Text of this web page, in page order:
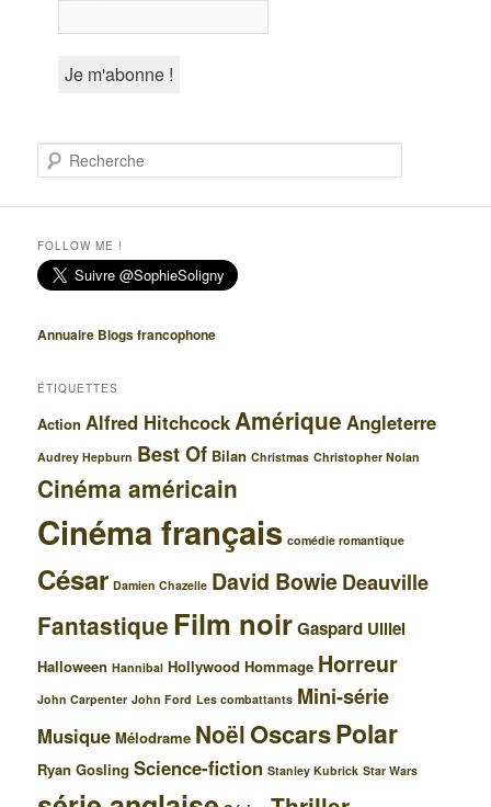
e
c
FOLLOW ME !
Annuaire Blogs francophone
ÉTIQUETTES
Action Alfred HitchcockAmérique Angleterre
Audrey Hepburn Best Of Bilan Christmas Christopher Nolan
Cinéma américain
Cinéma français comédie romantique
César Damien Chazelle David BowieDeauville
Fantastique Film noirGaspard Ulliel
Halloween Hannibal Hollywood Hommage Horreur
John Carpenter John Ford Les combattants Mini-série
Musique Mélodrame Noël OscarsPolar
Ryan Gosling Science-fiction Stanley Kubrick Star Wars